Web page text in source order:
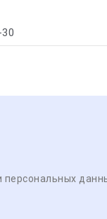
персональных